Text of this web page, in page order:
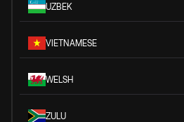
UZBEK
VIETNAMESE
WELSH
ZULU